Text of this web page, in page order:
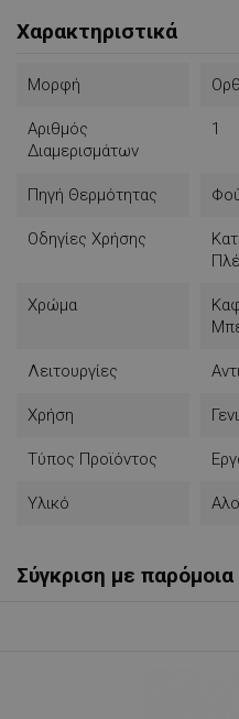
Χαρακτηριστικά
Μορφή
Αριθμός
Διαμερισμάτων
1
Πηγή Θερμότητας
Οδηγίες Χρήσης
Χρώμα
Λειτουργίες
Χρήση
Τύπος Προϊόντος
Υλικό
Σύγκριση με